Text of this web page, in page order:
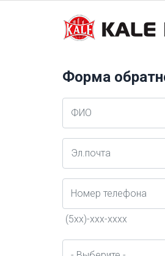
Форма
Ad
Soyad
E-
Posta
Telefon
(5xx)-xxx-xxxx
город